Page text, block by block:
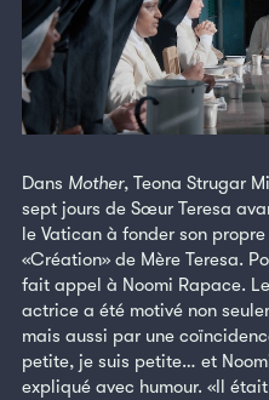
Dans Mother, Teona Strugar
sept jours de Sœur Teresa
le Vatican à fonder son
«Création» de Mère Teresa.
fait appel à Noomi Rapace.
actrice a été motivé non
mais aussi par une
petite, je suis petite… et
expliqué avec humour. «Il